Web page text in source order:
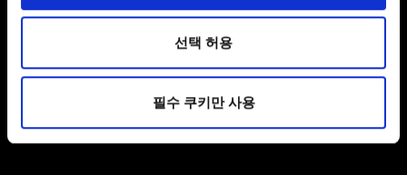
관련 기술적 피드백을 제공하여 사용자의 웹사이트 이용
환경을 개선하기 위해 사용됩니다. 예를 들어, 소셜
미디어를 통해 사용자와 소통할 경우, 사용자의 선호도를
파악하기 위해 쿠키의 일부를 저희 파트너와 공유할 수도
있습니다. 물론, 이처럼 선택적으로 쿠키를 사용할
경우에는 사용자의 동의를 구할 것입니다.
선택 허용
필수 쿠키만 사용